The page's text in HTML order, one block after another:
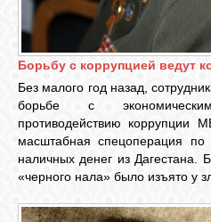
ЛЕЗГИН
НАРОДЫ
БИБЛИОТЕКА
ФОРУМ
Борьбу с коррупцией ведут
Без малого год назад,
борьбе с
противодействию коррупции
масштабная спецоперация
наличных денег из Дагестана.
«черного нала» было изъято у